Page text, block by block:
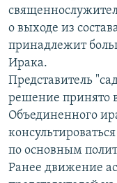
СИБИРЬ.РЕАЛИИ
РАСПИСАНИЕ
ПОДПИШИТЕСЬ НА
СОЦИАЛЬНЫЕ СЕТИ
о выходе из
принадлежит
Ирака.
Представитель
решение принято в
Объединенного
по основным
Ранее движение